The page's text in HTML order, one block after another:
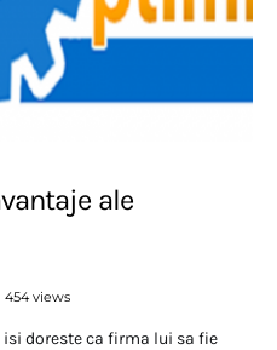
ale
454 views
isi doreste ca firma lui sa fie